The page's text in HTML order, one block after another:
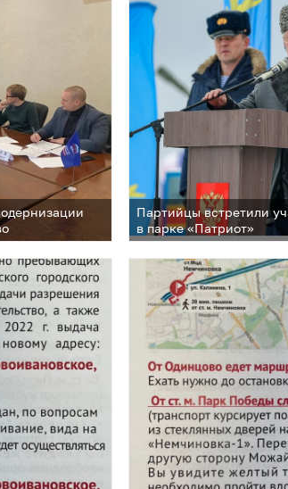
Партийцы встретили
в парке «Патриот»